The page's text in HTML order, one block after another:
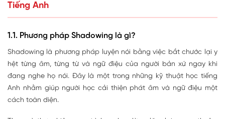
Tiếng Anh
1.1. Phương pháp Shadowing là gì?
Shadowing là phương pháp luyện nói bằng việc bắt chước lại y
hệt từng âm, từng từ và ngữ điệu của người bản xứ ngay khi
đang nghe họ nói. Đây là một trong những kỹ thuật học tiếng
Anh nhằm giúp người học cải thiện phát âm và ngữ điệu một
cách toàn diện.